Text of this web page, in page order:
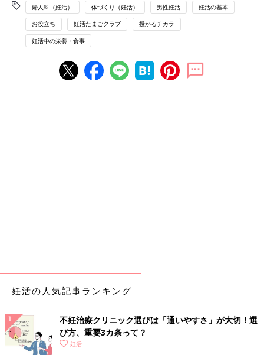
婦人科（妊活） 体づくり（妊活） 男性妊活 妊活の基本
お役立ち 妊活たまごクラブ 授かるチカラ
妊活中の栄養・食事
妊活の人気記事ランキング
不妊治療クリニック選びは「通いやすさ」が大切！選
び方、重要3カ条って？
妊活